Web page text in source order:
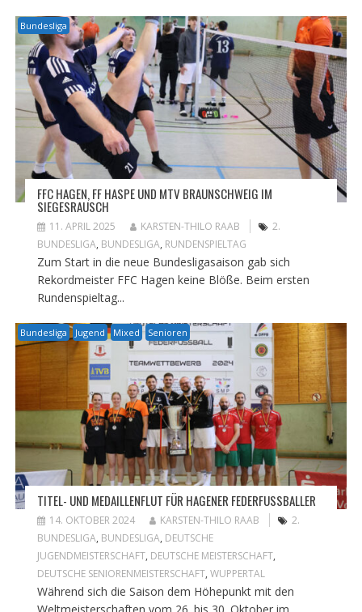
Bundesliga
FFC HAGEN, FF HASPE UND MTV BRAUNSCHWEIG IM
SIEGESRAUSCH
11. APRIL 2025 KARSTEN-THILO RAAB
2.
BUNDESLIGA, BUNDESLIGA, RUNDENSPIELTAG
Zum Start in die neue Bundesligasaison gab sich
Rekordmeister FFC Hagen keine Blöße. Beim ersten
Rundenspieltag...
Bundesliga Jugend Mixed Senioren
TITEL- UND MEDAILLENFLUT FÜR HAGENER FEDERFUSSBALLER
14. OKTOBER 2024 KARSTEN-THILO RAAB
2.
BUNDESLIGA, BUNDESLIGA, DEUTSCHE
JUGENDMEISTERSCHAFT, DEUTSCHE MEISTERSCHAFT,
DEUTSCHE SENIORENMEISTERSCHAFT, WUPPERTAL
Während sich die Saison dem Höhepunkt mit den